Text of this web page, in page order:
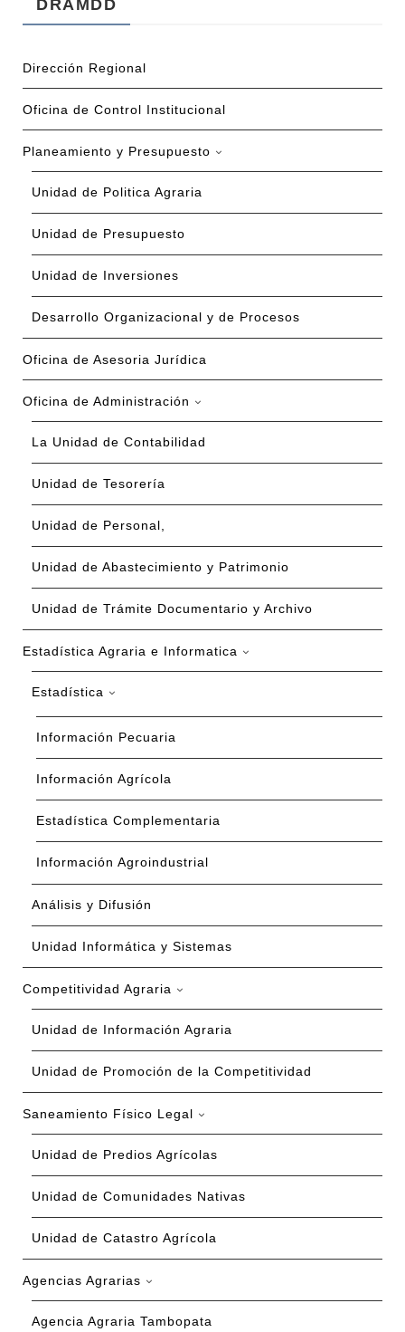
DRAMDD
Dirección Regional
Oficina de Control Institucional
Planeamiento y Presupuesto
Unidad de Politica Agraria
Unidad de Presupuesto
Unidad de Inversiones
Desarrollo Organizacional y de Procesos
Oficina de Asesoria Jurídica
Oficina de Administración
La Unidad de Contabilidad
Unidad de Tesorería
Unidad de Personal,
Unidad de Abastecimiento y Patrimonio
Unidad de Trámite Documentario y Archivo
Estadística Agraria e Informatica
Estadística
Información Pecuaria
Información Agrícola
Estadística Complementaria
Información Agroindustrial
Análisis y Difusión
Unidad Informática y Sistemas
Competitividad Agraria
Unidad de Información Agraria
Unidad de Promoción de la Competitividad
Saneamiento Físico Legal
Unidad de Predios Agrícolas
Unidad de Comunidades Nativas
Unidad de Catastro Agrícola
Agencias Agrarias
Agencia Agraria Tambopata